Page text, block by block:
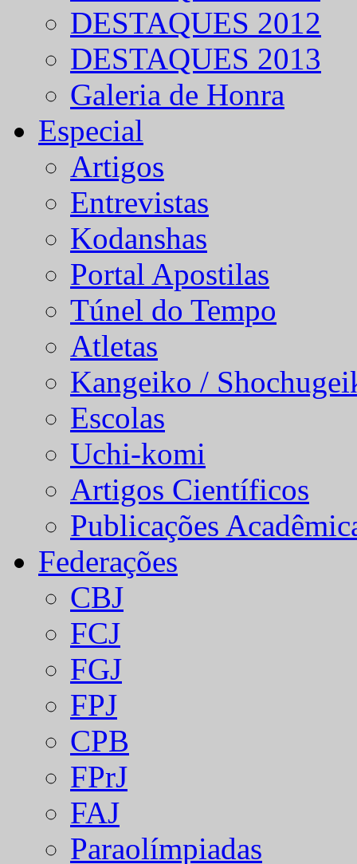
DESTAQUES 2012
DESTAQUES 2013
Galeria de Honra
Especial
Artigos
Entrevistas
Kodanshas
Portal Apostilas
Túnel do Tempo
Atletas
Kangeiko /
Escolas
Uchi-komi
Artigos Científicos
Publicações
Federações
CBJ
FCJ
FGJ
FPJ
CPB
FPrJ
FAJ
Paraolímpiadas